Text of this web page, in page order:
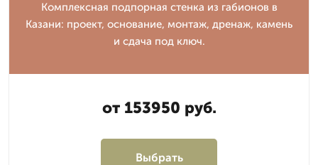
Комплексная подпорная стенка из габионов в
Казани: проект, основание, монтаж, дренаж, камень
и сдача под ключ.
от 153950 руб.
Выбрать